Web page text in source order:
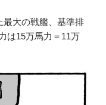
最大の戦艦、基準排
は15万馬力＝11万